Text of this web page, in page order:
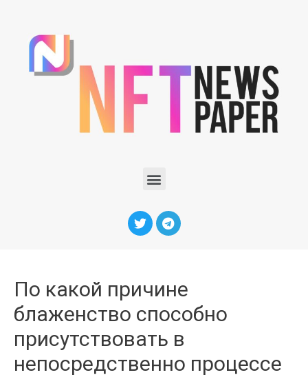
По какой причине
блаженство способно
присутствовать в
непосредственно процессе